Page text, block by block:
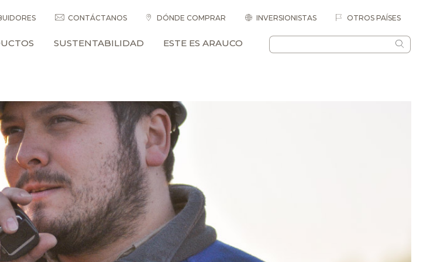
CONTÁCTANOS DÓNDE COMPRAR INVERSIONISTAS OTROS PAÍSES
SUSTENTABILIDAD ESTE ES ARAUCO